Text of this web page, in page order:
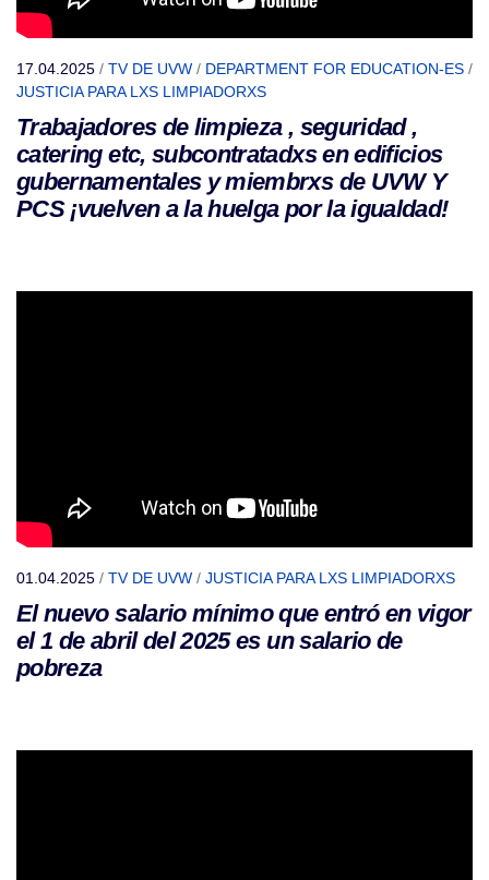
17.04.2025 / TV DE UVW / DEPARTMENT FOR EDUCATION-ES /
JUSTICIA PARA LXS LIMPIADORXS
Trabajadores de limpieza , seguridad ,
catering etc, subcontratadxs en edificios
gubernamentales y miembrxs de UVW Y
PCS ¡vuelven a la huelga por la igualdad!
01.04.2025 / TV DE UVW / JUSTICIA PARA LXS LIMPIADORXS
El nuevo salario mínimo que entró en vigor
el 1 de abril del 2025 es un salario de
pobreza